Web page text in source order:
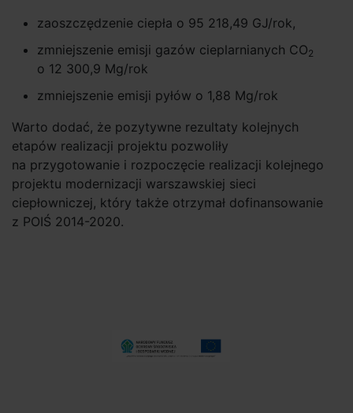
zaoszczędzenie ciepła o 95 218,49 GJ/rok,
zmniejszenie emisji gazów cieplarnianych CO2
o 12 300,9 Mg/rok
zmniejszenie emisji pyłów o 1,88 Mg/rok
Warto dodać, że pozytywne rezultaty kolejnych
etapów realizacji projektu pozwoliły
na przygotowanie i rozpoczęcie realizacji kolejnego
projektu modernizacji warszawskiej sieci
ciepłowniczej, który także otrzymał dofinansowanie
z POIŚ 2014-2020.